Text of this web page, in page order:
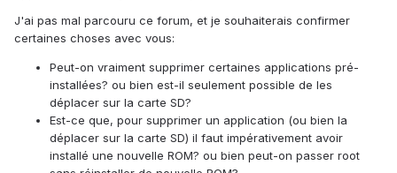
J'ai pas mal parcouru ce forum, et je souhaiterais confirmer
certaines choses avec vous:
Peut-on vraiment supprimer certaines applications pré-
installées? ou bien est-il seulement possible de les
déplacer sur la carte SD?
Est-ce que, pour supprimer un application (ou bien la
déplacer sur la carte SD) il faut impérativement avoir
installé une nouvelle ROM? ou bien peut-on passer root